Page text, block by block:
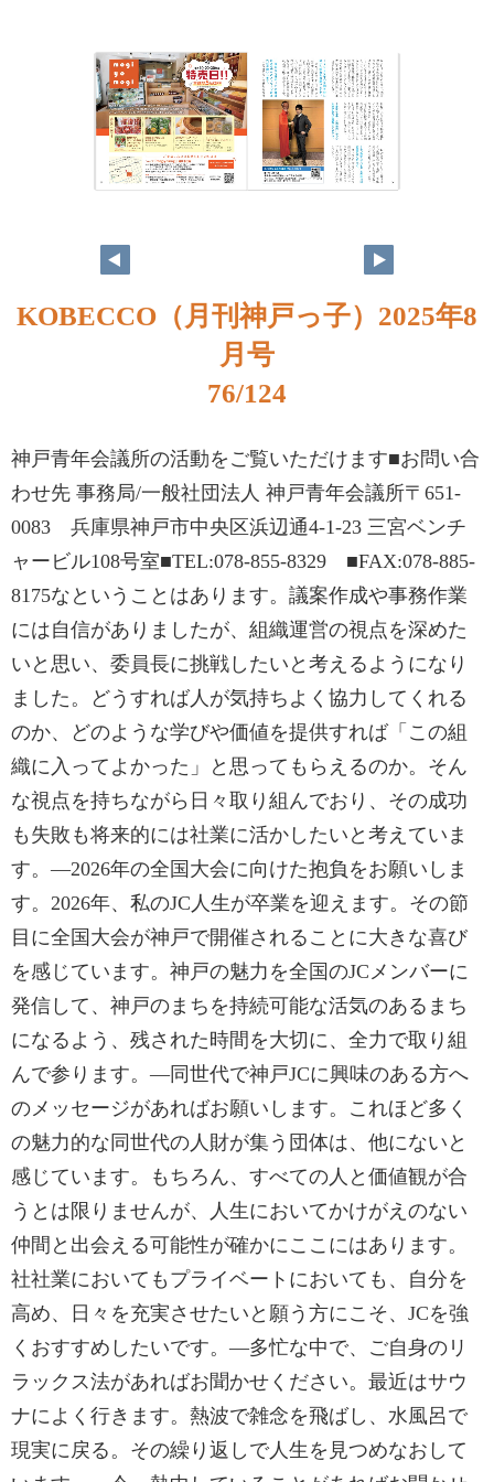
KOBECCO（月刊神戸っ子）2025年8
月号
76/124
神戸青年会議所の活動をご覧いただけます■お問い合
わせ先 事務局/⼀般社団法⼈ 神戸青年会議所〒651-
0083 兵庫県神戸市中央区浜辺通4-1-23 三宮ベンチ
ャービル108号室■TEL:078-855-8329 ■FAX:078-885-
8175なということはあります。議案作成や事務作業
には自信がありましたが、組織運営の視点を深めた
いと思い、委員長に挑戦したいと考えるようになり
ました。どうすれば人が気持ちよく協力してくれる
のか、どのような学びや価値を提供すれば「この組
織に入ってよかった」と思ってもらえるのか。そん
な視点を持ちながら日々取り組んでおり、その成功
も失敗も将来的には社業に活かしたいと考えていま
す。―2026年の全国大会に向けた抱負をお願いしま
す。2026年、私のJC人生が卒業を迎えます。その節
目に全国大会が神戸で開催されることに大きな喜び
を感じています。神戸の魅力を全国のJCメンバーに
発信して、神戸のまちを持続可能な活気のあるまち
になるよう、残された時間を大切に、全力で取り組
んで参ります。―同世代で神戸JCに興味のある方へ
のメッセージがあればお願いします。これほど多く
の魅力的な同世代の人財が集う団体は、他にないと
感じています。もちろん、すべての人と価値観が合
うとは限りませんが、人生においてかけがえのない
仲間と出会える可能性が確かにここにはあります。
社社業においてもプライベートにおいても、自分を
高め、日々を充実させたいと願う方にこそ、JCを強
くおすすめしたいです。―多忙な中で、ご自身のリ
ラックス法があればお聞かせください。最近はサウ
ナによく行きます。熱波で雑念を飛ばし、水風呂で
現実に戻る。その繰り返しで人生を見つめなおして